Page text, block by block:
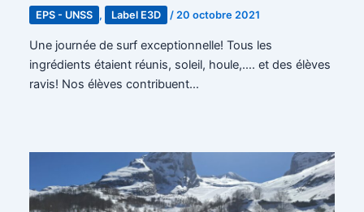
EPS - UNSS , Label E3D /20 octobre 2021
Une journée de surf exceptionnelle! Tous les
ingrédients étaient réunis, soleil, houle,…. et des élèves
ravis! Nos élèves contribuent…